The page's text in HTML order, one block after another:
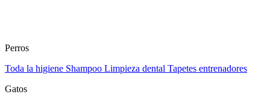
Perros
Toda la higiene Shampoo Limpieza dental Tapetes entrenadores
Gatos